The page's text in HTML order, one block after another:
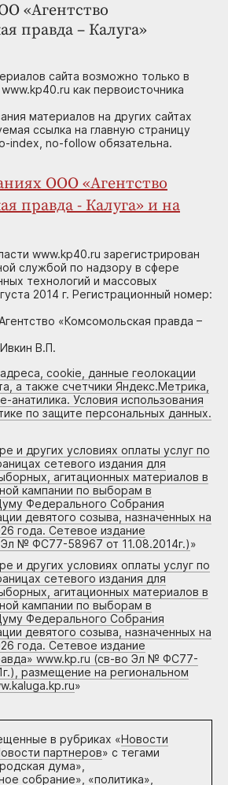
«Агентство
правда – Калуга»
сайта возможно только в
как первоисточника
материалов на других сайтах
ссылка на главную страницу
index, no-follow обязательна.
ООО «Агентство
правда - Калуга» и на
www.kp40.ru зарегистрирован
службой по надзору в сфере
технологий и массовых
2014 г. Регистрационный номер:
«Комсомольская правда –
В.П.
cookie, данные геолокации
а также счетчики Яндекс.Метрика,
анатилика. Условия использования
по защите персональных данных.
и других условиях оплаты услуг по
сетевого издания для
агитационных материалов в
кампании по выборам в
Федерального Собрания
девятого созыва, назначенных на
года. Сетевое издание
№ ФС77-58967 от 11.08.2014г.)»
и других условиях оплаты услуг по
сетевого издания для
агитационных материалов в
кампании по выборам в
Федерального Собрания
девятого созыва, назначенных на
года. Сетевое издание
www.kp.ru (св-во Эл № ФС77-
размещение на региональном
»
в рубриках «Новости
партнеров» с тегами
дума»,
собрание», «политика»,